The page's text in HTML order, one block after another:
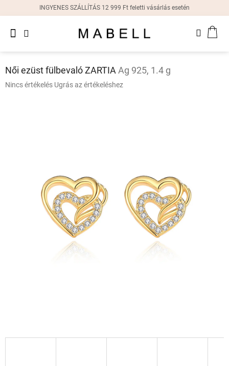
tartalomhoz
INGYENES SZÁLLÍTÁS 12 999 Ft feletti vásárlás esetén
Női
fülbevalók
Ajándékdobozok
Női ezüst fülbevaló ZARTIA Ag 925, 1.4 g
A
Nincs értékelés Ugrás az értékeléshez